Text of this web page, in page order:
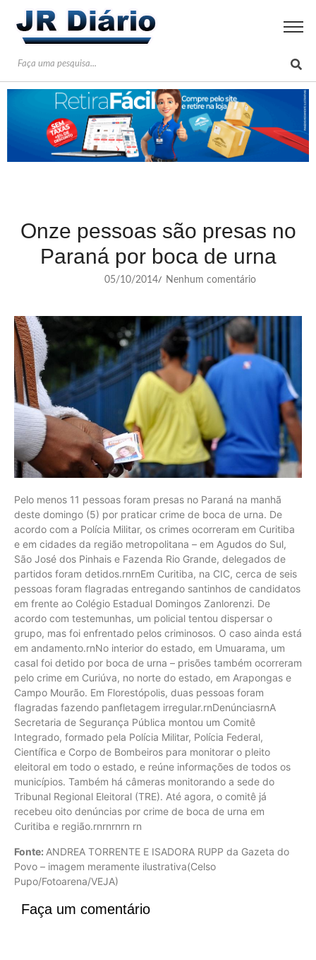
Onze pessoas são presas no
Paraná por boca de urna
05/10/2014/ Nenhum comentário
Pelo menos 11 pessoas foram presas no Paraná na manhã
deste domingo (5) por praticar crime de boca de urna. De
acordo com a Polícia Militar, os crimes ocorreram em Curitiba
e em cidades da região metropolitana – em Agudos do Sul,
São José dos Pinhais e Fazenda Rio Grande, delegados de
partidos foram detidos.rnrnEm Curitiba, na CIC, cerca de seis
pessoas foram flagradas entregando santinhos de candidatos
em frente ao Colégio Estadual Domingos Zanlorenzi. De
acordo com testemunhas, um policial tentou dispersar o
grupo, mas foi enfrentado pelos criminosos. O caso ainda está
em andamento.rnNo interior do estado, em Umuarama, um
casal foi detido por boca de urna – prisões também ocorreram
pelo crime em Curiúva, no norte do estado, em Arapongas e
Campo Mourão. Em Florestópolis, duas pessoas foram
flagradas fazendo panfletagem irregular.rnDenúnciasrnA
Secretaria de Segurança Pública montou um Comitê
Integrado, formado pela Polícia Militar, Polícia Federal,
Científica e Corpo de Bombeiros para monitorar o pleito
eleitoral em todo o estado, e reúne informações de todos os
municípios. Também há câmeras monitorando a sede do
Tribunal Regional Eleitoral (TRE). Até agora, o comitê já
recebeu oito denúncias por crime de boca de urna em
Curitiba e região.rnrnrnrn rn
Fonte: ANDREA TORRENTE E ISADORA RUPP da Gazeta do
Povo – imagem meramente ilustrativa(Celso
Pupo/Fotoarena/VEJA)
Faça um comentário